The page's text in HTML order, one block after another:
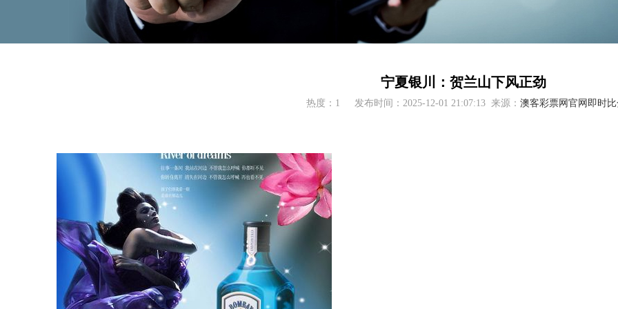
宁夏银川：贺兰山下风正劲
热度：1 发布时间：2025-12-01 21:07:13 来源：澳客彩票网官网即时